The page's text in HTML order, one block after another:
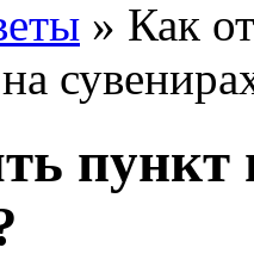
» Как
пункт